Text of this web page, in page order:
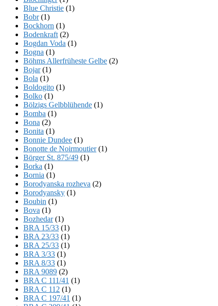
Blue Christie (1)
Bobr(1)
Bockhorn (1)
Bodenkraft (2)
Bogdan Voda (1)
Bogna (1)
Böhms Allerfrüheste Gelbe (2)
Bojar(1)
Bola (1)
Boldogito (1)
Bolko (1)
Bölzigs Gelbblühende (1)
Bomba (1)
Bona (2)
Bonita (1)
Bonnie Dundee (1)
Bonotte de Noirmoutier(1)
Börger St. 875/49 (1)
Borka (1)
Bornia (1)
Borodyanska rozheva (2)
Borodyansky (1)
Boubin (1)
Bova (1)
Bozhedar(1)
BRA 15/33 (1)
BRA 23/33 (1)
BRA 25/33 (1)
BRA 3/33 (1)
BRA 8/33 (1)
BRA 9089 (2)
BRA C 111/41 (1)
BRA C 112 (1)
BRA C 197/41 (1)